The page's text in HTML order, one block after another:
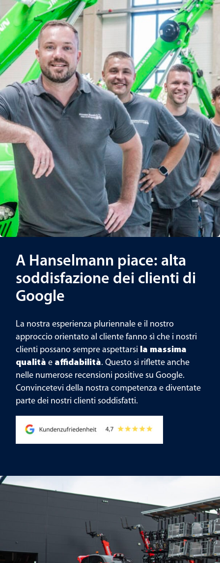
A Hanselmann piace: alta
soddisfazione dei clienti di
Google
La nostra esperienza pluriennale e il nostro
approccio orientato al cliente fanno sì che i nostri
clienti possano sempre aspettarsi la massima
qualità e affidabilità. Questo si riflette anche
nelle numerose recensioni positive su Google.
Convincetevi della nostra competenza e diventate
parte dei nostri clienti soddisfatti.